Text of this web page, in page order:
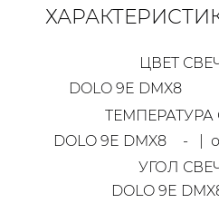
ЦВЕТ
DOLO 9E DMX8
DOLO 9E DMX8
- |
УГОЛ
DOLO 9E